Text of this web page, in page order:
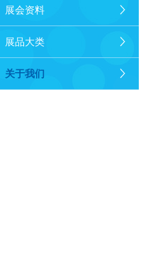
展会资料
展品大类
关于我们